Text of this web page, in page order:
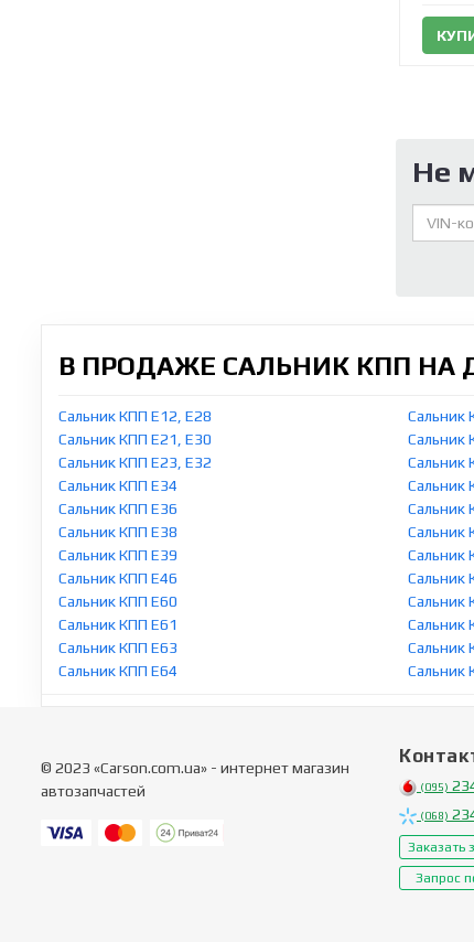
Не
В ПРОДАЖЕ САЛЬНИК КПП НА
Сальник КПП E12, E28
Сальник КПП E21, E30
Сальник КПП E23, E32
Сальник КПП E34
Сальник КПП E36
Сальник КПП E38
Сальник КПП E39
Сальник КПП E46
Сальник КПП E60
Сальник КПП E61
Сальник КПП E63
Сальник КПП E64
Сальник
Сальник
Сальник
Сальник
Сальник
Сальник
Сальник
Сальник
Сальник
Сальник
Сальник
Сальник
© 2023 «Carson.com.ua» - интернет магазин
автозапчастей
(095)
(068)
Заказать
Запрос